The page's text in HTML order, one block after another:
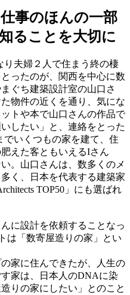
事のほんの一部
ることを大切に
り夫婦２人で住まう終の棲
ったのが、関西を中心に数
ぐち建築設計室の山口さ
物件の近くを通り、気にな
トや本で山口さんの作品で
したい」と、連絡をとった
いくつもの家を建て、住
えた客ともいえるIさん
。山口さんは、数多くのメ
く、日本を代表する建築家
TOP50」にも選ばれ
に設計を依頼することなっ
は「数寄屋造りの家」とい
家に住んできたが、人生の
家は、日本人のDNAに染
りの家にしたい」とのこと